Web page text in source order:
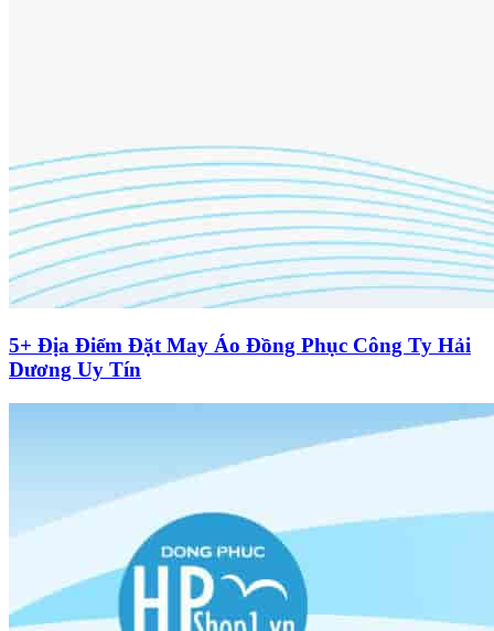
5+ Địa Điểm Đặt May Áo Đồng Phục Công Ty Hải
Dương Uy Tín